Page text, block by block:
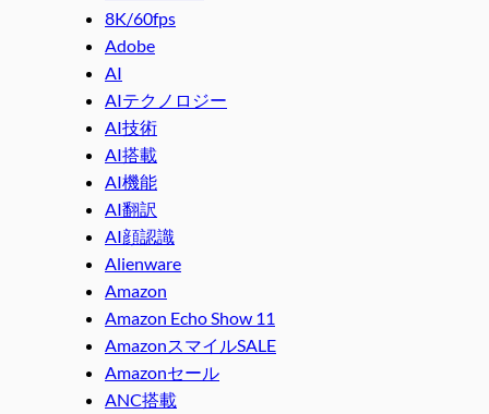
8K/60fps
Adobe
AI
AIテクノロジー
AI技術
AI搭載
AI機能
AI翻訳
AI顔認識
Alienware
Amazon
Amazon Echo Show 11
AmazonスマイルSALE
Amazonセール
ANC搭載